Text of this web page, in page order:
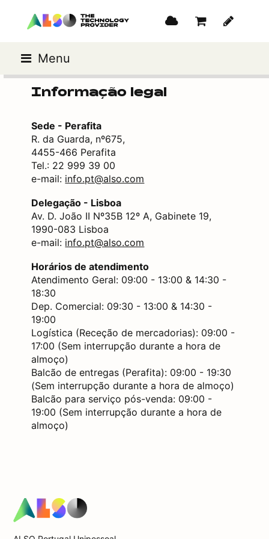
Menu
Informação legal
Sede - Perafita
R. da Guarda, nº675,
4455-466 Perafita
Tel.: 22 999 39 00
e-mail: info.pt@also.com
Delegação - Lisboa
Av. D. João II Nº35B 12º A, Gabinete 19,
1990-083 Lisboa
e-mail: info.pt@also.com
Horários de atendimento
Atendimento Geral: 09:00 - 13:00 & 14:30 -
18:30
Dep. Comercial: 09:30 - 13:00 & 14:30 -
19:00
Logística (Receção de mercadorias): 09:00 -
17:00 (Sem interrupção durante a hora de
almoço)
Balcão de entregas (Perafita): 09:00 - 19:30
(Sem interrupção durante a hora de almoço)
Balcão para serviço pós-venda: 09:00 -
19:00 (Sem interrupção durante a hora de
almoço)